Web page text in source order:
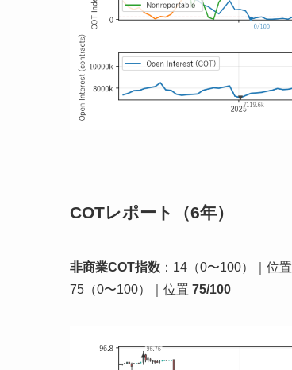
COTレポート（6年）
非商業COT指数 ：14（0〜100）｜位置
75（0〜100）｜位置 75/100